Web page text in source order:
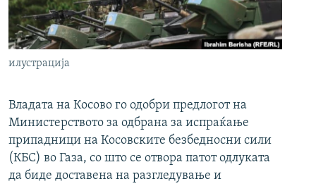
илустрација
Владата на Косово го одобри предлогот на
Министерството за одбрана за испраќање
припадници на Косовските безбедносни сили
(КБС) во Газа, со што се отвора патот одлуката
да биде доставена на разгледување и